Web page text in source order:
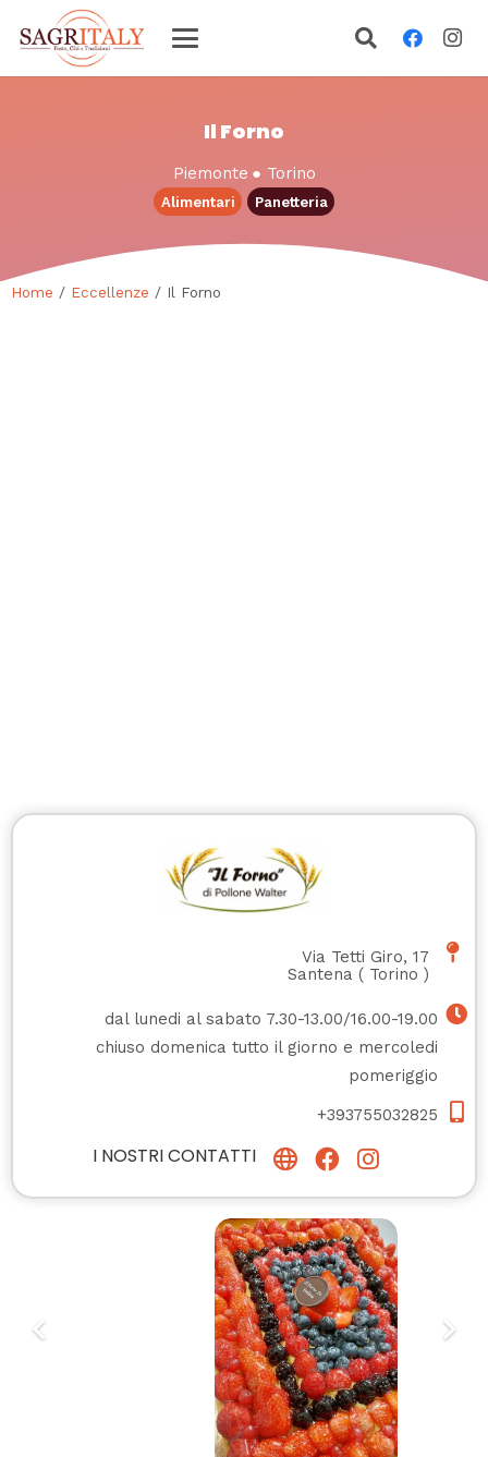
Il Forno
Piemonte ● Torino
Alimentari Panetteria
Home / Eccellenze / Il Forno
Via Tetti Giro, 17
Santena ( Torino )
dal lunedi al sabato 7.30-13.00/16.00-19.00
chiuso domenica tutto il giorno e mercoledi
pomeriggio
+393755032825
I NOSTRI CONTATTI